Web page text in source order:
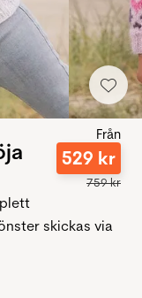
Från
529 kr
759kr
skickas via